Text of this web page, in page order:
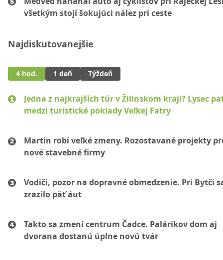
všetkým stojí šokujúci nález pri ceste
Najdiskutovanejšie
4 hod. 1 deň Týždeň
Jedna z najkrajších túr v Žilinskom kraji? Lysec
medzi turistické poklady Veľkej Fatry
Martin robí veľké zmeny. Rozostavané projekty
nové stavebné firmy
Vodiči, pozor na dopravné obmedzenie. Pri Bytči
zrazilo päť áut
Takto sa zmení centrum Čadce. Palárikov dom aj
dvorana dostanú úplne novú tvár